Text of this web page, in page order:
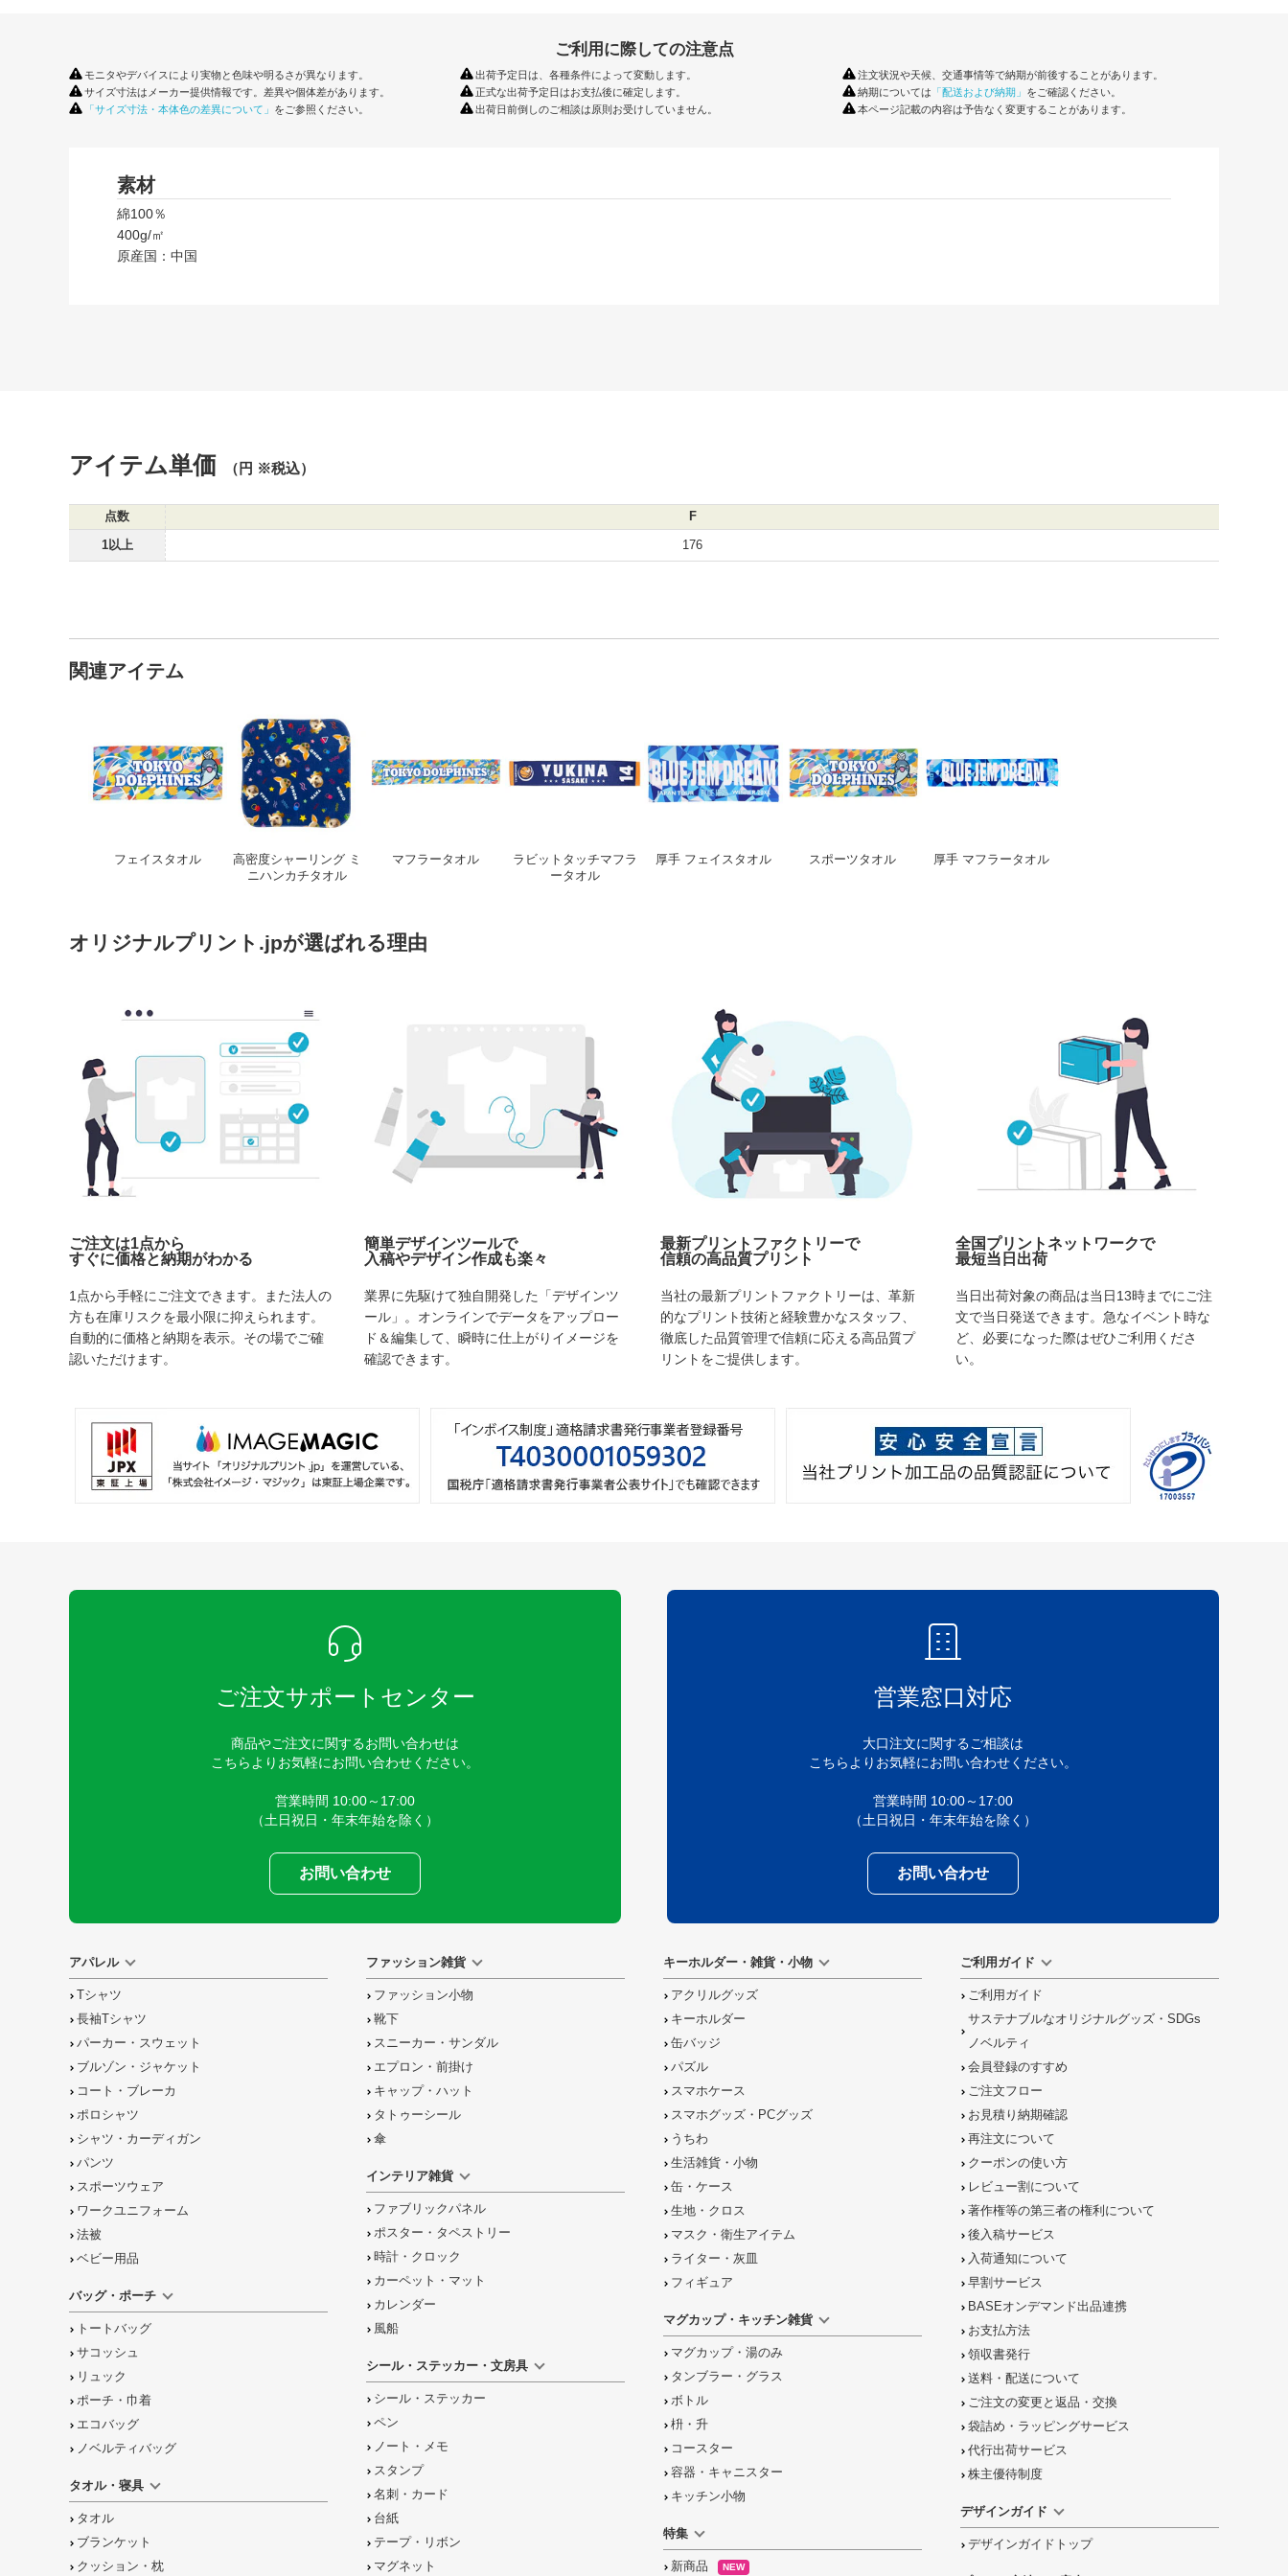
ご利用に際しての注意点
モニタやデバイスにより実物と色味や明るさが異なります。
サイズ寸法はメーカー提供情報です。差異や個体差があります。
「サイズ寸法・本体色の差異について」 をご参照ください。
出荷予定日は、各種条件によって変動します。
正式な出荷予定日はお支払後に確定します。
出荷日前倒しのご相談は原則お受けしていません。
注文状況や天候、交通事情等で納期が前後することがあります。
納期については 「配送および納期」 をご確認ください。
本ページ記載の内容は予告なく変更することがあります。
素材
綿100％
400g/㎡
原産国：中国
アイテム単価 （円 ※税込）
点数 F
1以上 176
関連アイテム
フェイスタオル
高密度シャーリング ミ
ニハンカチタオル
マフラータオル
ラビットタッチマフラ
ータオル
厚手 フェイスタオル スポーツタオル 厚手 マフラータオル
オリジナルプリント.jpが選ばれる理由
ご注文は1点から
すぐに価格と納期がわかる
1点から手軽にご注文できます。また法人の
方も在庫リスクを最小限に抑えられます。
自動的に価格と納期を表示。その場でご確
認いただけます。
簡単デザインツールで
入稿やデザイン作成も楽々
業界に先駆けて独自開発した「デザインツ
ール」。オンラインでデータをアップロー
ド＆編集して、瞬時に仕上がりイメージを
確認できます。
最新プリントファクトリーで
信頼の高品質プリント
当社の最新プリントファクトリーは、革新
的なプリント技術と経験豊かなスタッフ、
徹底した品質管理で信頼に応える高品質プ
リントをご提供します。
全国プリントネットワークで
最短当日出荷
当日出荷対象の商品は当日13時までにご注
文で当日発送できます。急なイベント時な
ど、必要になった際はぜひご利用くださ
い。
ご注文サポートセンター
商品やご注文に関するお問い合わせは
こちらよりお気軽にお問い合わせください。
営業時間 10:00～17:00
（土日祝日・年末年始を除く）
お問い合わせ
営業窓口対応
大口注文に関するご相談は
こちらよりお気軽にお問い合わせください。
営業時間 10:00～17:00
（土日祝日・年末年始を除く）
お問い合わせ
アパレル
Tシャツ
長袖Tシャツ
パーカー・スウェット
ブルゾン・ジャケット
コート・ブレーカ
ポロシャツ
シャツ・カーディガン
パンツ
スポーツウェア
ワークユニフォーム
法被
ベビー用品
バッグ・ポーチ
トートバッグ
サコッシュ
リュック
ポーチ・巾着
エコバッグ
ノベルティバッグ
タオル・寝具
タオル
ブランケット
クッション・枕
ファッション雑貨
ファッション小物
靴下
スニーカー・サンダル
エプロン・前掛け
キャップ・ハット
タトゥーシール
傘
インテリア雑貨
ファブリックパネル
ポスター・タペストリー
時計・クロック
カーペット・マット
カレンダー
風船
シール・ステッカー・文房具
シール・ステッカー
ペン
ノート・メモ
スタンプ
名刺・カード
台紙
テープ・リボン
マグネット
キーホルダー・雑貨・小物
アクリルグッズ
キーホルダー
缶バッジ
パズル
スマホケース
スマホグッズ・PCグッズ
うちわ
生活雑貨・小物
缶・ケース
生地・クロス
マスク・衛生アイテム
ライター・灰皿
フィギュア
マグカップ・キッチン雑貨
マグカップ・湯のみ
タンブラー・グラス
ボトル
枡・升
コースター
容器・キャニスター
キッチン小物
特集
新商品 NEW
ご利用ガイド
ご利用ガイド
サステナブルなオリジナルグッズ・SDGs
ノベルティ
会員登録のすすめ
ご注文フロー
お見積り納期確認
再注文について
クーポンの使い方
レビュー割について
著作権等の第三者の権利について
後入稿サービス
入荷通知について
早割サービス
BASEオンデマンド出品連携
お支払方法
領収書発行
送料・配送について
ご注文の変更と返品 ・ 交換
袋詰め・ラッピングサービス
代行出荷サービス
株主優待制度
デザインガイド
デザインガイドトップ